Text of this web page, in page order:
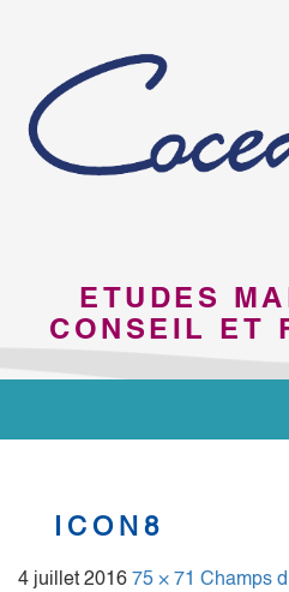
ETUDES
CONSEIL ET
ICON8
4 juillet 2016 75 × 71 Champs